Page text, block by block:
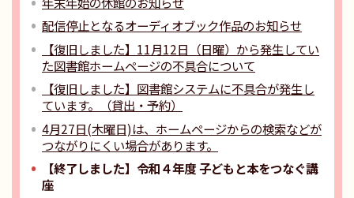
配信停止となるオーディオブック作品のお知らせ
【復旧しました】11月12日（日曜）から発生してい
た図書館ホームページの不具合について
【復旧しました】図書館システムに不具合が発生し
ています。（貸出・予約）
4月27日(木曜日)は、ホームページからの検索などが
つながりにくい場合があります。
【終了しました】令和４年度 子どもと本をつなぐ講
座